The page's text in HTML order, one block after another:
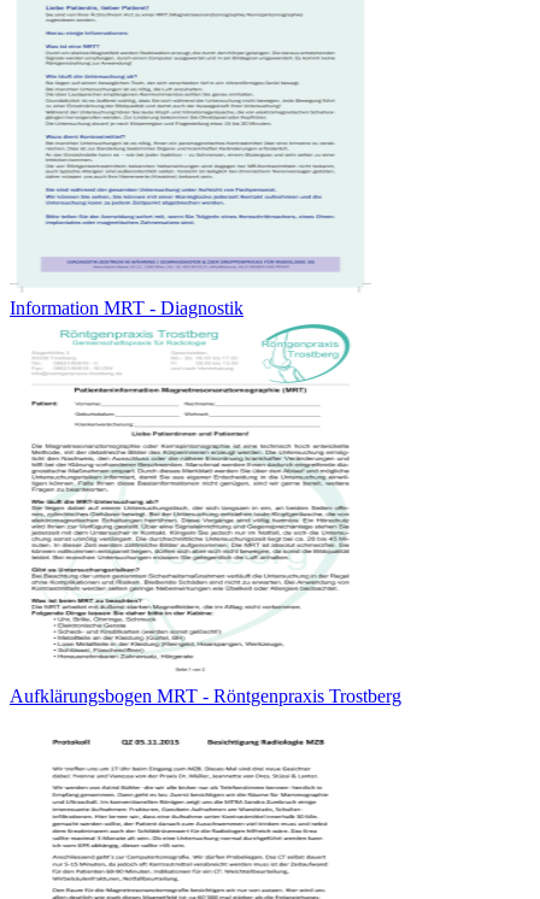
Information MRT - Diagnostik
Aufklärungsbogen MRT - Röntgenpraxis Trostberg